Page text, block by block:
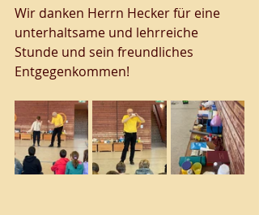
Wir danken Herrn Hecker für eine
unterhaltsame und lehrreiche
Stunde und sein freundliches
Entgegenkommen!